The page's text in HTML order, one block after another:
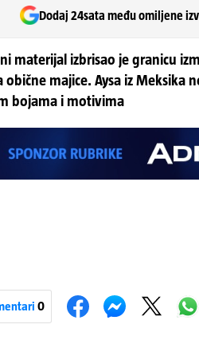
Dodaj 24sata među omiljene
materijal izbrisao je granicu
obične majice. Aysa iz Meksika
bojama i motivima
0